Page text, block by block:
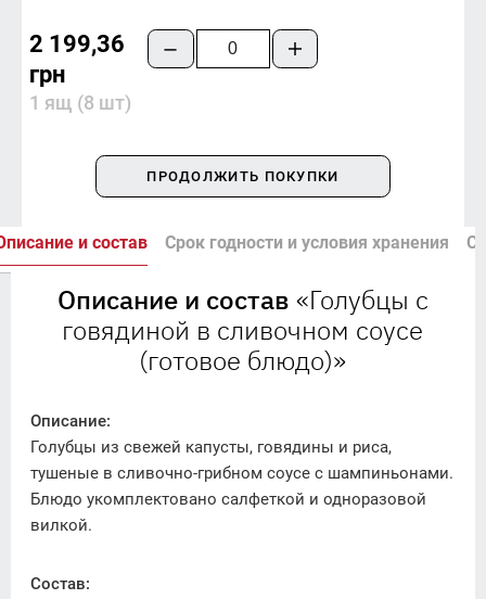
2 199,36
грн
1 ящ (8 шт)
ПРОДОЛЖИТЬ ПОКУПКИ
и состав Срок годности и условия хранения
Описание и состав «Голубцы с
говядиной в сливочном соусе
(готовое блюдо)»
Описание:
Голубцы из свежей капусты, говядины и риса,
тушеные в сливочно-грибном соусе с шампиньонами.
Блюдо укомплектовано салфеткой и одноразовой
вилкой.
Состав: